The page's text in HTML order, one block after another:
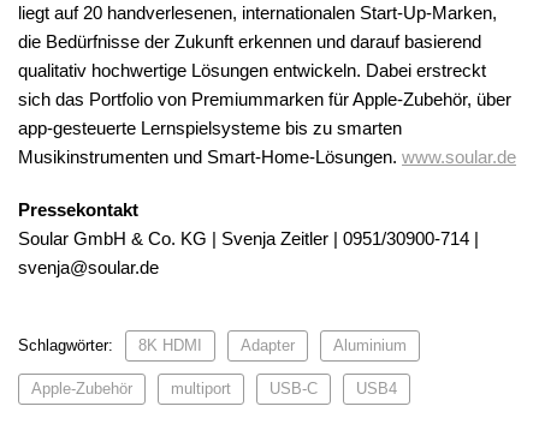
liegt auf 20 handverlesenen, internationalen Start-Up-Marken,
die Bedürfnisse der Zukunft erkennen und darauf basierend
qualitativ hochwertige Lösungen entwickeln. Dabei erstreckt
sich das Portfolio von Premiummarken für Apple-Zubehör, über
app-gesteuerte Lernspielsysteme bis zu smarten
Musikinstrumenten und Smart-Home-Lösungen. www.soular.de
Pressekontakt
Soular GmbH & Co. KG | Svenja Zeitler | 0951/30900-714 |
svenja@soular.de
Schlagwörter: 8K HDMI Adapter Aluminium
Apple-Zubehör multiport USB-C USB4